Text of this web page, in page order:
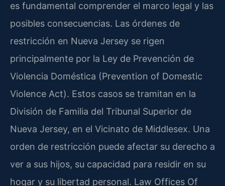
es fundamental comprender el marco legal y las
posibles consecuencias. Las órdenes de
restricción en Nueva Jersey se rigen
principalmente por la Ley de Prevención de
Violencia Doméstica (Prevention of Domestic
Violence Act). Estos casos se tramitan en la
División de Familia del Tribunal Superior de
Nueva Jersey, en el Vicinato de Middlesex. Una
orden de restricción puede afectar su derecho a
ver a sus hijos, su capacidad para residir en su
hogar y su libertad personal. Law Offices Of